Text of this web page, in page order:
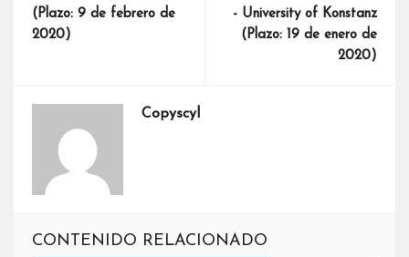
(Plazo: 9 de febrero de
2020)
- University of Konstanz
(Plazo: 19 de enero de
2020)
Copyscyl
CONTENIDO RELACIONADO